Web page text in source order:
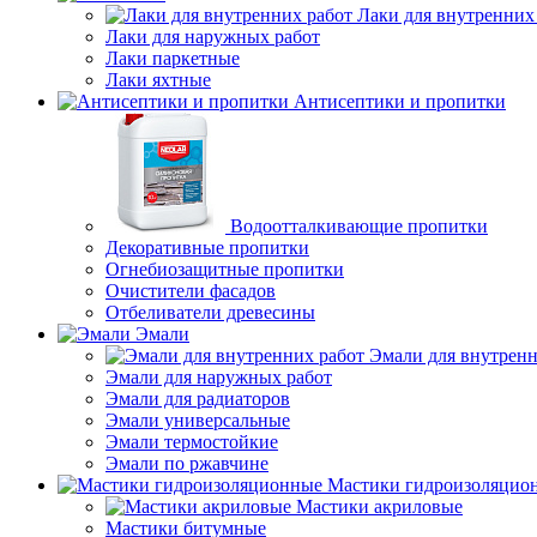
Лаки для внутренних
Лаки для наружных работ
Лаки паркетные
Лаки яхтные
Антисептики и пропитки
Водоотталкивающие пропитки
Декоративные пропитки
Огнебиозащитные пропитки
Очистители фасадов
Отбеливатели древесины
Эмали
Эмали для
Эмали для наружных работ
Эмали для радиаторов
Эмали универсальные
Эмали термостойкие
Эмали по ржавчине
Мастики
Мастики акриловые
Мастики битумные